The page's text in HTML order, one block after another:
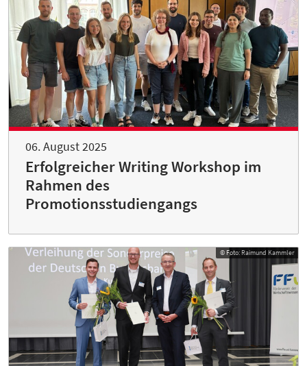
06. August 2025
Erfolgreicher Writing Workshop im
Rahmen des
Promotionsstudiengangs
© Foto: Raimund Kammler